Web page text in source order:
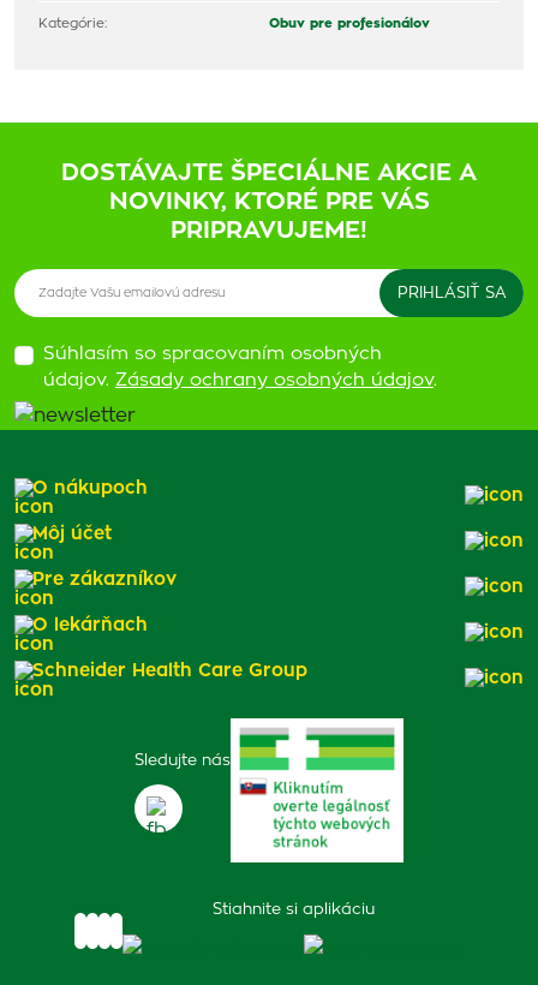
Kategórie: Obuv pre profesionálov
DOSTÁVAJTE ŠPECIÁLNE AKCIE A
NOVINKY, KTORÉ PRE VÁS
PRIPRAVUJEME!
Súhlasím so spracovaním osobných
údajov. Zásady ochrany osobných údajov.
Sledujte nás
Stiahnite si aplikáciu
O nákupoch
Môj účet
Pre zákazníkov
O lekárňach
Schneider Health Care Group